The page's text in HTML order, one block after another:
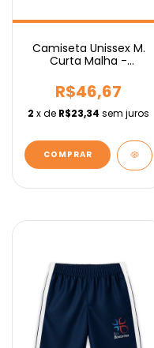
Camiseta Unissex M.
Curta Malha -
R$46,67
2 x de R$23,34 sem juros
COMPRAR